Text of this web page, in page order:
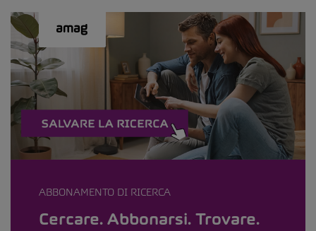
ABBONAMENTO DI RICERCA
Cercare. Abbonarsi. Trovare.